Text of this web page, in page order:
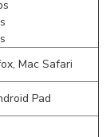
Mac Safari
Pad